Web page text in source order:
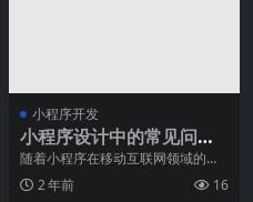
小程序开发
小程序设计中的常见问题
及解决方法
随着小程序在移动互联网领域的不
断发展，越来越多的企业开始重视
小程序的设计与开发，
2 年前 16